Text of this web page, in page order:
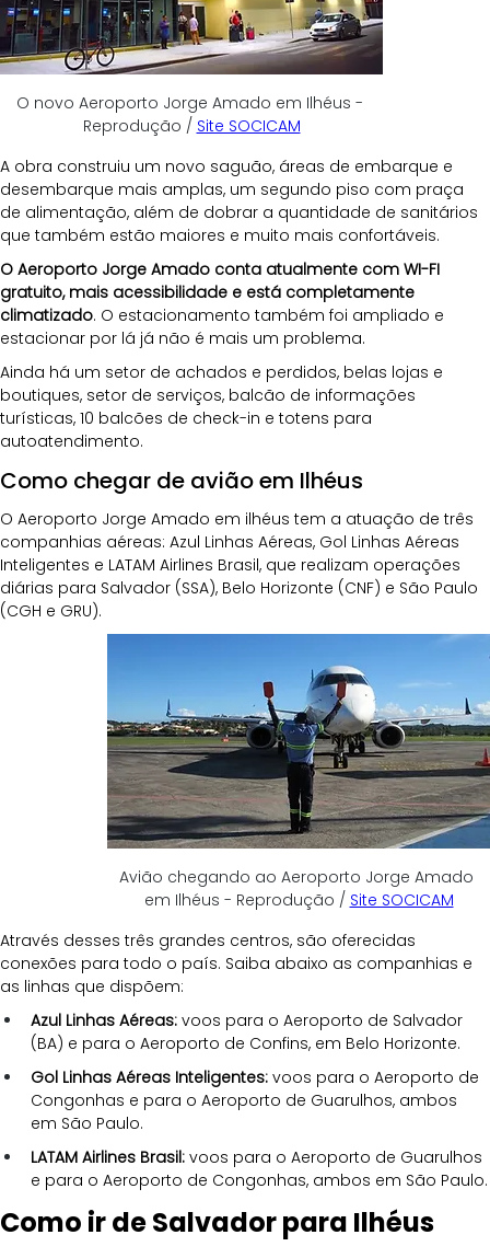
O novo Aeroporto Jorge Amado em Ilhéus -
Reprodução / Site SOCICAM
A obra construiu um novo saguão, áreas de embarque e
desembarque mais amplas, um segundo piso com praça
de alimentação, além de dobrar a quantidade de sanitários
que também estão maiores e muito mais confortáveis.
O Aeroporto Jorge Amado conta atualmente com WI-FI
gratuito, mais acessibilidade e está completamente
climatizado. O estacionamento também foi ampliado e
estacionar por lá já não é mais um problema.
Ainda há um setor de achados e perdidos, belas lojas e
boutiques, setor de serviços, balcão de informações
turísticas, 10 balcões de check-in e totens para
autoatendimento.
Como chegar de avião em Ilhéus
O Aeroporto Jorge Amado em ilhéus tem a atuação de três
companhias aéreas: Azul Linhas Aéreas, Gol Linhas Aéreas
Inteligentes e LATAM Airlines Brasil, que realizam operações
diárias para Salvador (SSA), Belo Horizonte (CNF) e São Paulo
(CGH e GRU).
Avião chegando ao Aeroporto Jorge Amado
em Ilhéus - Reprodução / Site SOCICAM
Através desses três grandes centros, são oferecidas
conexões para todo o país. Saiba abaixo as companhias e
as linhas que dispõem:
Azul Linhas Aéreas: voos para o Aeroporto de Salvador
(BA) e para o Aeroporto de Confins, em Belo Horizonte.
Gol Linhas Aéreas Inteligentes: voos para o Aeroporto de
Congonhas e para o Aeroporto de Guarulhos, ambos
em São Paulo.
LATAM Airlines Brasil: voos para o Aeroporto de Guarulhos
e para o Aeroporto de Congonhas, ambos em São Paulo.
Como ir de Salvador para Ilhéus